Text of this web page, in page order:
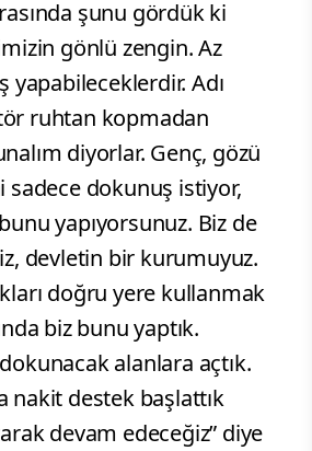
şunu gördük ki
gönlü zengin. Az
yapabileceklerdir. Adı
ruhtan kopmadan
diyorlar. Genç, gözü
sadece dokunuş istiyor,
yapıyorsunuz. Biz de
devletin bir kurumuyuz.
doğru yere kullanmak
biz bunu yaptık.
alanlara açtık.
nakit destek başlattık
devam edeceğiz” diye